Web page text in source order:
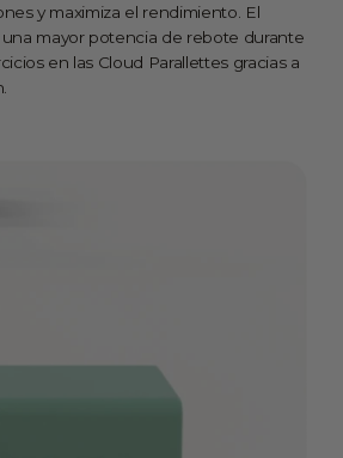
y maximiza el rendimiento. El
mayor potencia de rebote durante
en las Cloud Parallettes gracias a